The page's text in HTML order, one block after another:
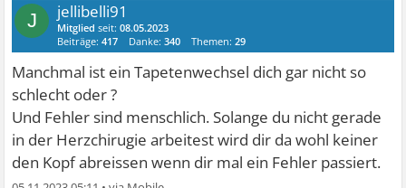
J jellibelli91
Mitglied seit:08.05.2023
Beiträge:417 Danke:340 Themen:29
Manchmal ist ein Tapetenwechsel dich gar nicht so
schlecht oder ?
Und Fehler sind menschlich. Solange du nicht gerade
in der Herzchirugie arbeitest wird dir da wohl keiner
den Kopf abreissen wenn dir mal ein Fehler passiert.